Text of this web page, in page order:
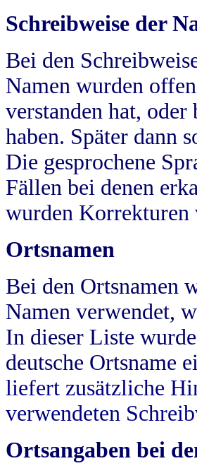
Schreibweise der
Bei den
Namen wurden
verstanden hat, oder
haben. Später dann
Die gesprochene
Fällen bei denen
wurden Korrekturen
Ortsnamen
Bei den Ortsnamen
Namen verwendet,
In dieser Liste
deutsche Ortsname
liefert zusätzliche
verwendeten
Ortsangaben bei